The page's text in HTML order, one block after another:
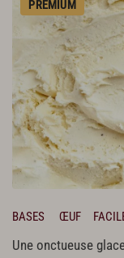
PREMIUM
BASES ŒUF
Une onctueuse